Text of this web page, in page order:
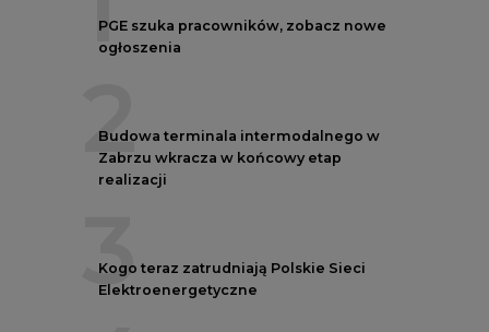
PGE szuka pracowników, zobacz nowe
ogłoszenia
2
Budowa terminala intermodalnego w
Zabrzu wkracza w końcowy etap
realizacji
3
Kogo teraz zatrudniają Polskie Sieci
Elektroenergetyczne